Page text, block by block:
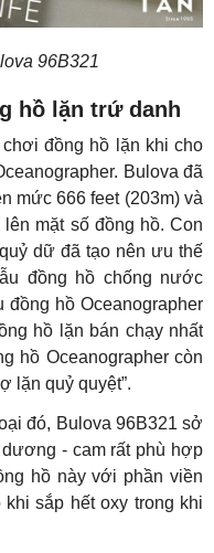
96B321
hồ lặn trứ danh
đồng hồ lặn khi cho
Bulova đã
mức 666 feet (203m) và
mặt số đồng hồ. Con
dữ đã tạo nên ưu thế
đồng hồ chống nước
hồ Oceanographer
hồ lặn bán chạy nhất
hồ Oceanographer còn
lặn quỷ quyệt”.
đó, Bulova 96B321 sở
- cam rất phù hợp
hồ này với phần viền
sắp hết oxy trong khi